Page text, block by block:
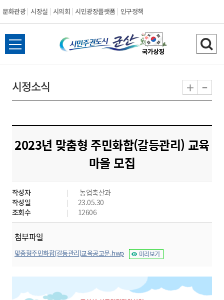
문화관광 시장실 시의회 시민광장플랫폼 인구정책
시
민
도
시
군
산
전
체
뉴
열
검
색
기
시정소식 + -
2023년 맞춤형 주민화합(갈등관리) 교육
마을 모집
작성자
농업축산과
작성일
23.05.30
조회수
12606
첨부파일
맞춤형주민화합(갈등관리)교육공고문.hwp 미리보기